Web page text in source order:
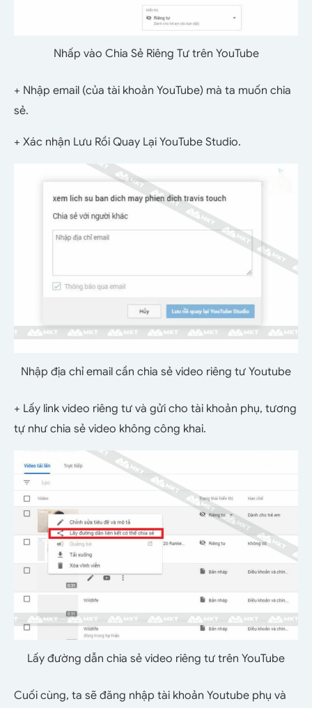
Nhấp vào Chia Sẻ Riêng Tư trên YouTube
+ Nhập email (của tài khoản YouTube) mà ta muốn chia
sẻ.
+ Xác nhận Lưu Rồi Quay Lại YouTube Studio.
Nhập địa chỉ email cần chia sẻ video riêng tư Youtube
+ Lấy link video riêng tư và gửi cho tài khoản phụ, tương
tự như chia sẻ video không công khai.
Lấy đường dẫn chia sẻ video riêng tư trên YouTube
Cuối cùng, ta sẽ đăng nhập tài khoản Youtube phụ và